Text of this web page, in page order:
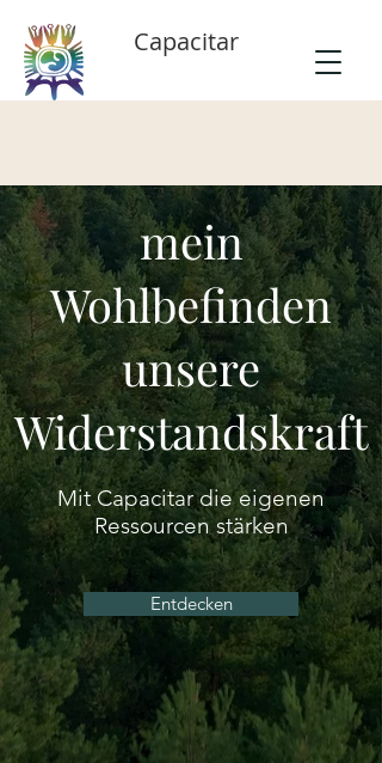
Capacitar
mein
Wohlbefinden
unsere
Widerstandskraft
Mit Capacitar die eigenen
Ressourcen stärken
Entdecken